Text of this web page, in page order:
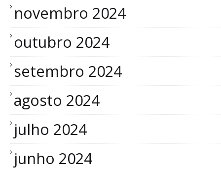
novembro 2024
outubro 2024
setembro 2024
agosto 2024
julho 2024
junho 2024